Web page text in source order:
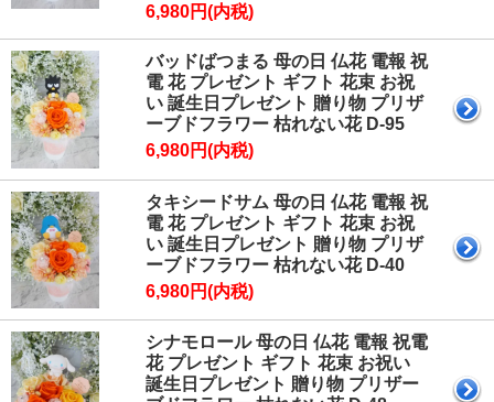
6,980円(内税)
バッドばつまる 母の日 仏花 電報 祝
電 花 プレゼント ギフト 花束 お祝
い 誕生日プレゼント 贈り物 プリザ
ーブドフラワー 枯れない花 D-95
6,980円(内税)
タキシードサム 母の日 仏花 電報 祝
電 花 プレゼント ギフト 花束 お祝
い 誕生日プレゼント 贈り物 プリザ
ーブドフラワー 枯れない花 D-40
6,980円(内税)
シナモロール 母の日 仏花 電報 祝電
花 プレゼント ギフト 花束 お祝い
誕生日プレゼント 贈り物 プリザー